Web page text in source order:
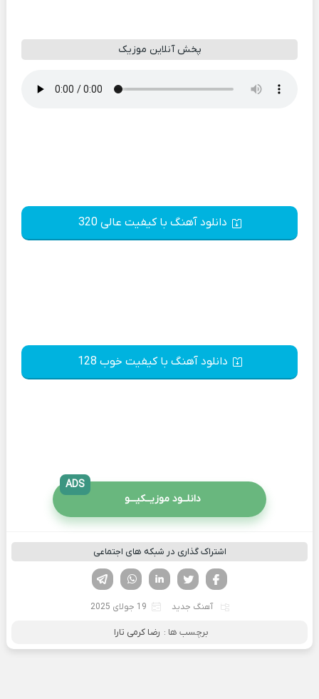
پخش آنلاین موزیک
دانلود آهنگ با کیفیت عالی 320
دانلود آهنگ با کیفیت خوب 128
دانلــود موزیــکیـــو
ADS
اشتراک گذاری در شبکه های اجتماعی
لینکدین تویتر
فیسوک
آهنگ جدید 19 جولای 2025
برچسب ها : رضا کرمی تارا